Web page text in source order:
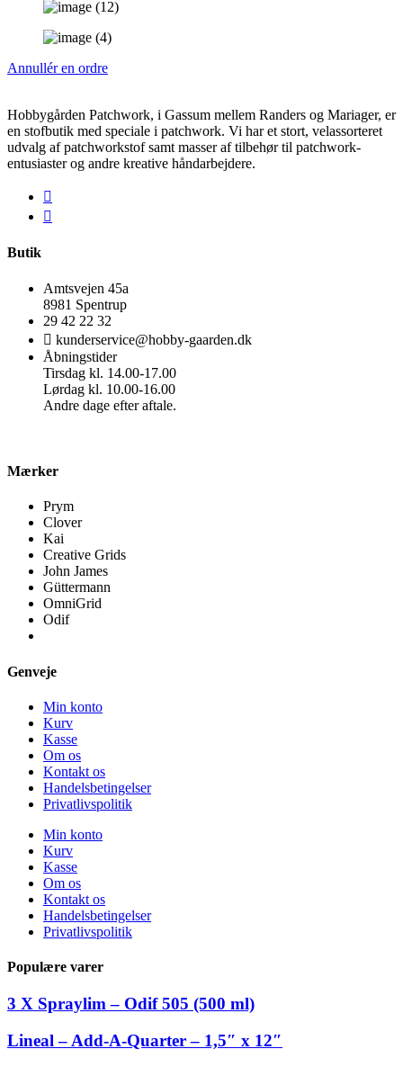
Annullér en ordre
Hobbygården Patchwork, i Gassum mellem Randers og Mariager, er
en stofbutik med speciale i patchwork. Vi har et stort, velassorteret
udvalg af patchworkstof samt masser af tilbehør til patchwork-
entusiaster og andre kreative håndarbejdere.
Butik
Amtsvejen 45a
8981 Spentrup
29 42 22 32
kunderservice@hobby-gaarden.dk
Åbningstider
Tirsdag kl. 14.00-17.00
Lørdag kl. 10.00-16.00
Andre dage efter aftale.
Mærker
Prym
Clover
Kai
Creative Grids
John James
Güttermann
OmniGrid
Odif
Genveje
Min konto
Kurv
Kasse
Om os
Kontakt os
Handelsbetingelser
Privatlivspolitik
Min konto
Kurv
Kasse
Om os
Kontakt os
Handelsbetingelser
Privatlivspolitik
Populære varer
3 X Spraylim – Odif 505 (500 ml)
Lineal – Add-A-Quarter – 1,5″ x 12″